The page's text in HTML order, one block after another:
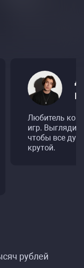
Любитель
игр. Выглядит
чтобы все
крутой.
рублей